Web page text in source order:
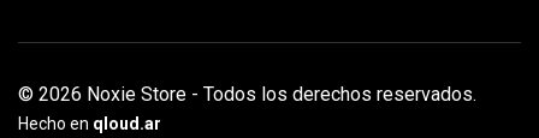
© 2026 Noxie Store - Todos los derechos reservados.
Hecho en qloud.ar